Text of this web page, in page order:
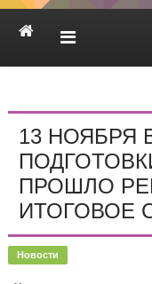
13 НОЯБРЯ
ПРОШЛО
ИТОГОВОЕ
Новости